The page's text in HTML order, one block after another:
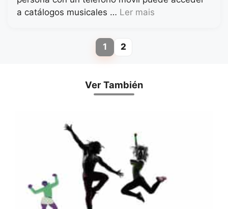
a catálogos musicales … Ler mais
Page
1 Page
2
Ver También